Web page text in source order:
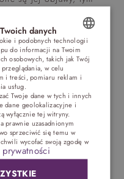
do obniżenia
sutka są
hormonów to
ryzyko
które łagodniej
nowotworu
pokarmowego.
życia może mieć
POLISH
ENGLISH
GERMAN
CZECH
danych
i podobnych technologii
do informacji na Twoim
osobowych, takich jak Twój
w celu
i treści, pomiaru reklam i
usług.
Twoje dane w tych i innych
dane geolokalizacyjne i
wyłącznie tej witryny.
prawnie uzasadnionym
sprzeciwić się temu w
wycofać swoją zgodę w